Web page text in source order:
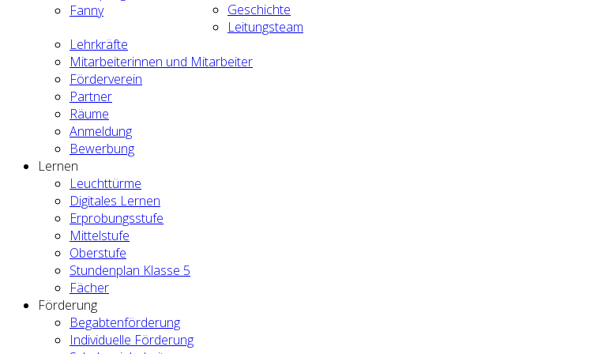
Fanny
Geschichte
Leitungsteam
Lehrkräfte
Mitarbeiterinnen und Mitarbeiter
Förderverein
Partner
Räume
Anmeldung
Bewerbung
Lernen
Leuchttürme
Digitales Lernen
Erprobungsstufe
Mittelstufe
Oberstufe
Stundenplan Klasse 5
Fächer
Förderung
Begabtenförderung
Individuelle Förderung